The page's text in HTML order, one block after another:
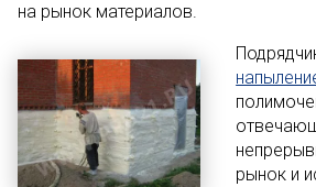
на рынок материалов.
рынок и